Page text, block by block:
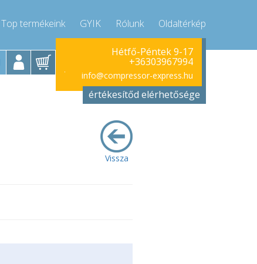
Top termékeink GYIK Rólunk Oldaltérkép
Hívjon!
+36303967994
Hétfő-Péntek 9-17
+36303967994
info@compressor-express.hu
értékesítőd elérhetősége
Vissza